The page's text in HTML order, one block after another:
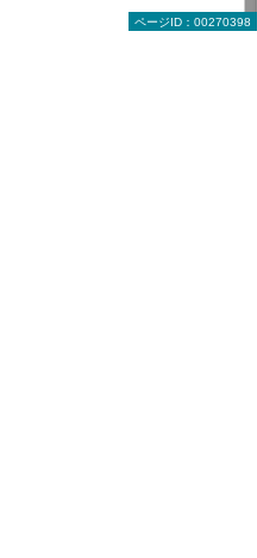
ページID：00270398